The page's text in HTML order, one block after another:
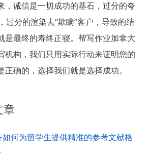
，诚信是一切成功的基石，过分的夸
过分的渲染去“欺瞒”客户，导致的结
是最终的寿终正寝。帮写作业加拿大
机构，我们只用实际行动来证明您的
正确的，选择我们就是选择成功。
章
如何为留学生提供精准的参考文献格